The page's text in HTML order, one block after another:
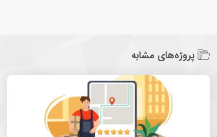
پروژه‌های مشابه